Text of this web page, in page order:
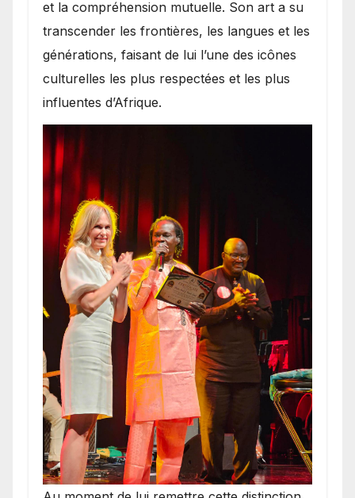
et la compréhension mutuelle. Son art a su
transcender les frontières, les langues et les
générations, faisant de lui l’une des icônes
culturelles les plus respectées et les plus
influentes d’Afrique.